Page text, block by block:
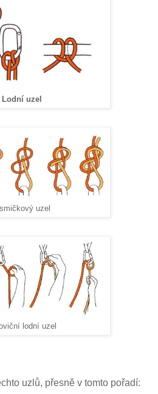
Lodní uzel
uzel
lodní uzel
uzlů, přesně v tomto pořadí: